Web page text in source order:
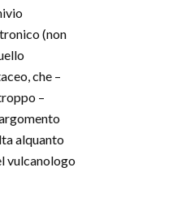
(non
che –
–
alquanto
vulcanologo